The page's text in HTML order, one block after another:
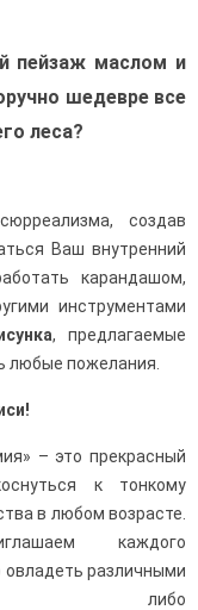
пейзаж маслом и
шедевре все
леса?
создав
Ваш внутренний
карандашом,
инструментами
, предлагаемые
любые пожелания.
– это прекрасный
к тонкому
в любом возрасте.
каждого
различными
либо